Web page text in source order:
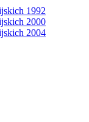
1992
2000
2004